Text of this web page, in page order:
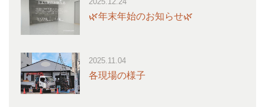
🌿年末年始のお知らせ🌿
2025.11.04
各現場の様子